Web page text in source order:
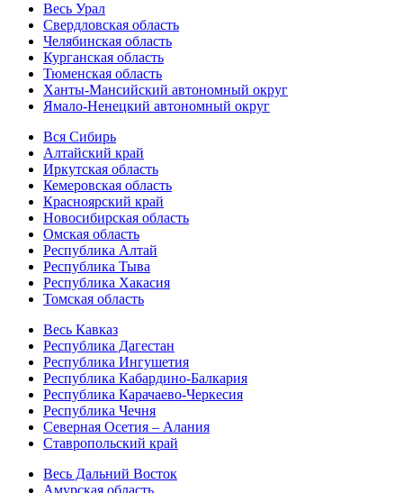
Весь Урал
Свердловская область
Челябинская область
Курганская область
Тюменская область
Ханты-Мансийский автономный округ
Ямало-Ненецкий автономный округ
Вся Сибирь
Алтайский край
Иркутская область
Кемеровская область
Красноярский край
Новосибирская область
Омская область
Республика Алтай
Республика Тыва
Республика Хакасия
Томская область
Весь Кавказ
Республика Дагестан
Республика Ингушетия
Республика Кабардино-Балкария
Республика Карачаево-Черкесия
Республика Чечня
Северная Осетия – Алания
Ставропольский край
Весь Дальний Восток
Амурская область